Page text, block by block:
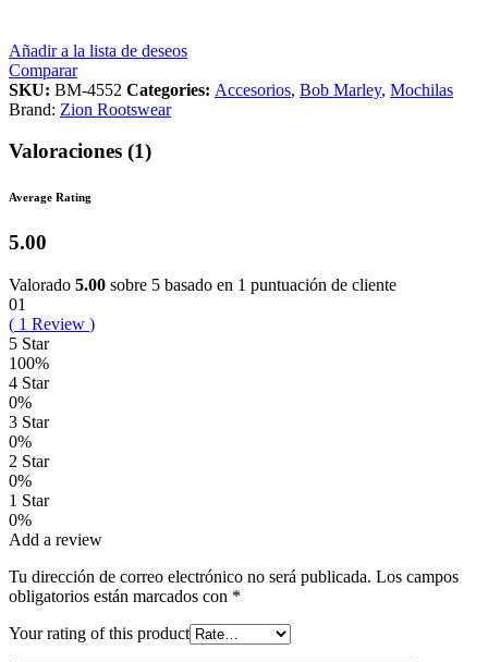
Añadir a la lista de deseos
Comparar
SKU: BM-4552 Categories: Accesorios, Bob Marley, Mochilas
Brand: Zion Rootswear
Valoraciones (1)
Average Rating
5.00
Valorado 5.00 sobre 5 basado en 1 puntuación de cliente
01
( 1 Review )
5 Star
100%
4 Star
0%
3 Star
0%
2 Star
0%
1 Star
0%
Add a review
Tu dirección de correo electrónico no será publicada. Los campos
obligatorios están marcados con *
Your rating of this product